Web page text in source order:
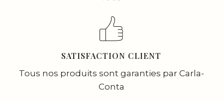
SATISFACTION CLIENT
Tous nos produits sont garanties par Carla-
Conta